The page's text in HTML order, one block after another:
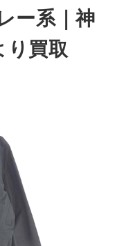
ー系｜神
り買取